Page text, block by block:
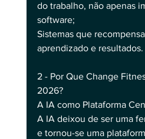
do trabalho, não apenas
software;
Sistemas que
aprendizado e resultados.
2 - Por Que Change
2026?
A IA como Plataforma
A IA deixou de ser uma
e tornou-se uma